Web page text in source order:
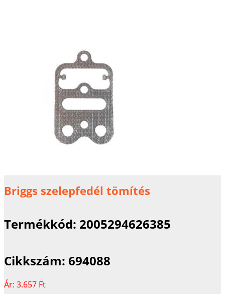
Briggs szelepfedél tömítés
Termékkód: 2005294626385
Cikkszám: 694088
Ár: 3.657 Ft